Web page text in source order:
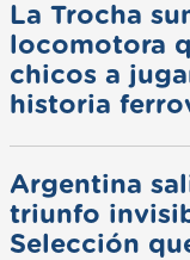
La Trocha
locomotora
chicos a
historia
Argentina
triunfo
Selección